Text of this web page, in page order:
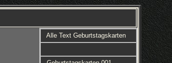
Alle Text Geburtstagskarten